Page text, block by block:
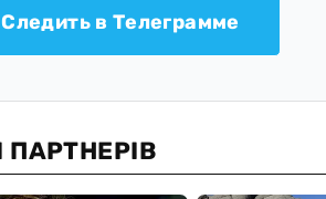
Следить в Телеграмме